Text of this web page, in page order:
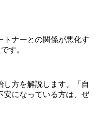
トナーとの関係が悪化す
す。
し方を解説します。「自
安になっている方は、ぜ